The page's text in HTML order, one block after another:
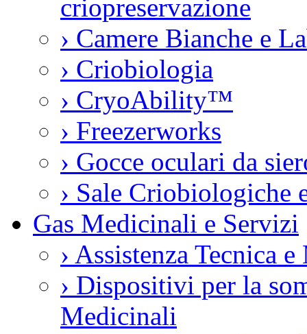
criopreservazione
› Camere Bianche e
› Criobiologia
› CryoAbility™
› Freezerworks
› Gocce oculari da
› Sale Criobiologiche
Gas Medicinali e Servizi
› Assistenza Tecnica
› Dispositivi per la
Medicinali